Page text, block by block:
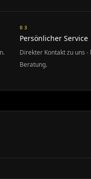
03
Persönlicher Service
Direkter Kontakt zu uns
Beratung.